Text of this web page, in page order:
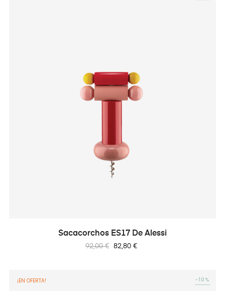
Sacacorchos ES17 De Alessi
Precio
92,00 € Precio
82,80 €
¡EN OFERTA! -10%